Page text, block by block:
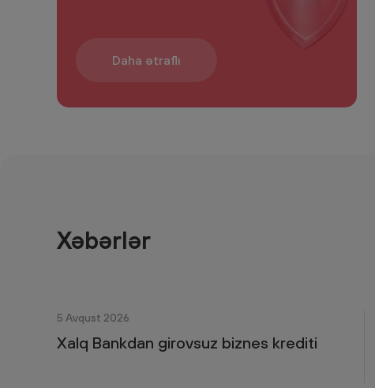
Daha ətraflı
Xəbərlər
5 Avqust 2026
Xalq Bankdan girovsuz biznes krediti